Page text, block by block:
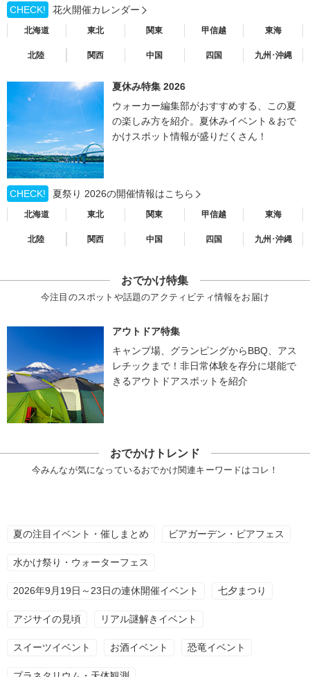
CHECK! 花火開催カレンダー
北海道 東北 関東 甲信越 東海
北陸 関西 中国 四国 九州･沖縄
夏休み特集 2026
ウォーカー編集部がおすすめする、この夏
の楽しみ方を紹介。夏休みイベント＆おで
かけスポット情報が盛りだくさん！
CHECK! 夏祭り 2026の開催情報はこちら
北海道 東北 関東 甲信越 東海
北陸 関西 中国 四国 九州･沖縄
おでかけ特集
今注目のスポットや話題のアクティビティ情報をお届け
アウトドア特集
キャンプ場、グランピングからBBQ、アス
レチックまで！非日常体験を存分に堪能で
きるアウトドアスポットを紹介
おでかけトレンド
今みんなが気になっているおでかけ関連キーワードはコレ！
夏の注目イベント・催しまとめ ビアガーデン・ビアフェス
水かけ祭り・ウォーターフェス
2026年9月19日～23日の連休開催イベント 七夕まつり
アジサイの見頃 リアル謎解きイベント
スイーツイベント お酒イベント 恐竜イベント